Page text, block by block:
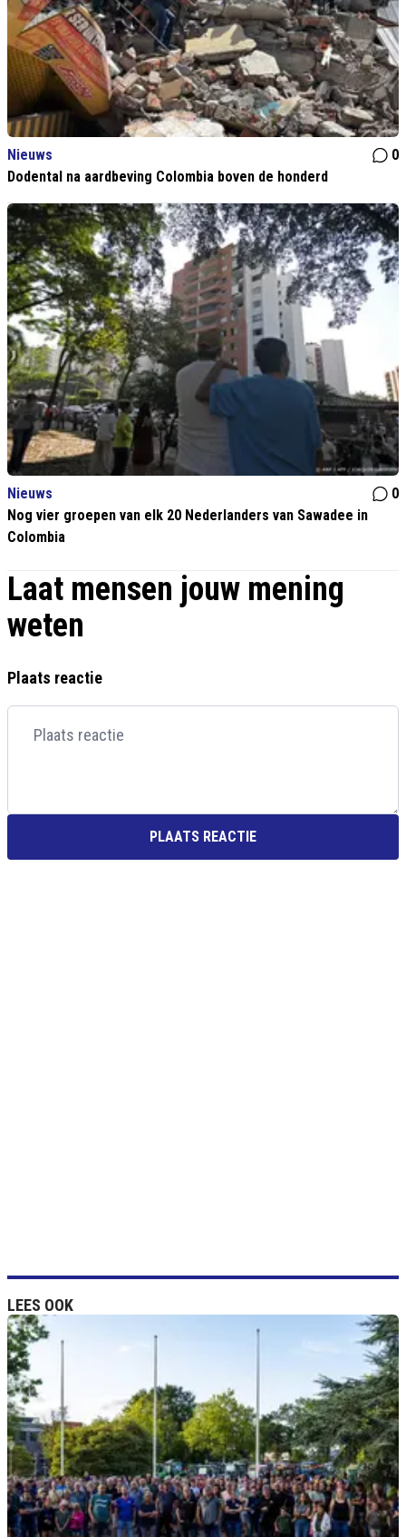
Nieuws
0
Dodental na aardbeving Colombia boven de honderd
Nieuws
0
Nog vier groepen van elk 20 Nederlanders van Sawadee in
Colombia
Laat mensen jouw mening
weten
Plaats reactie
PLAATS REACTIE
LEES OOK